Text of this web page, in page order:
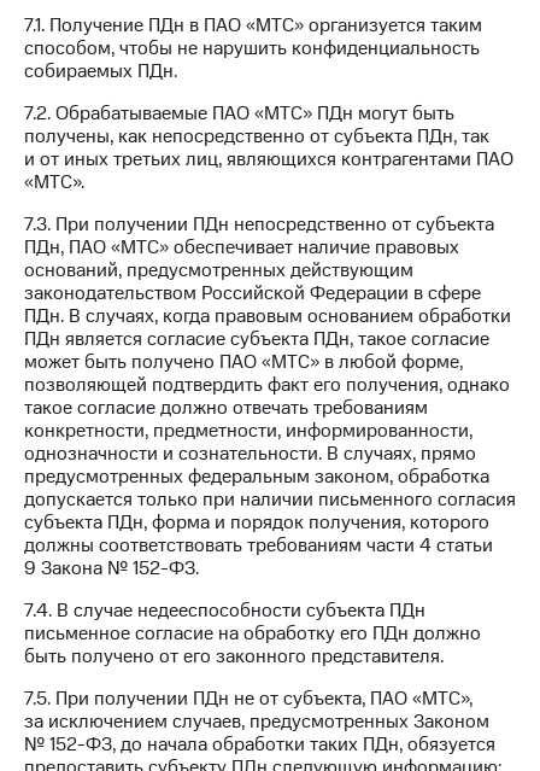
7.1. Получение ПДн в ПАО «МТС» организуется таким
способом, чтобы не нарушить конфиденциальность
собираемых ПДн.
7.2. Обрабатываемые ПАО «МТС» ПДн могут быть
получены, как непосредственно от субъекта ПДн, так
и от иных третьих лиц, являющихся контрагентами ПАО
«МТС».
7.3. При получении ПДн непосредственно от субъекта
ПДн, ПАО «МТС» обеспечивает наличие правовых
оснований, предусмотренных действующим
законодательством Российской Федерации в сфере
ПДн. В случаях, когда правовым основанием обработки
ПДн является согласие субъекта ПДн, такое согласие
может быть получено ПАО «МТС» в любой форме,
позволяющей подтвердить факт его получения, однако
такое согласие должно отвечать требованиям
конкретности, предметности, информированности,
однозначности и сознательности. В случаях, прямо
предусмотренных федеральным законом, обработка
допускается только при наличии письменного согласия
субъекта ПДн, форма и порядок получения, которого
должны соответствовать требованиям части 4 статьи
9 Закона № 152-ФЗ.
7.4. В случае недееспособности субъекта ПДн
письменное согласие на обработку его ПДн должно
быть получено от его законного представителя.
7.5. При получении ПДн не от субъекта, ПАО «МТС»,
за исключением случаев, предусмотренных Законом
№ 152-ФЗ, до начала обработки таких ПДн, обязуется